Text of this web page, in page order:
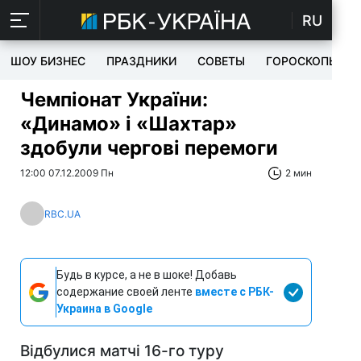
RU
ШОУ БИЗНЕС ПРАЗДНИКИ СОВЕТЫ ГОРОСКОПЫ
Чемпіонат України:
«Динамо» і «Шахтар»
здобули чергові перемоги
12:00 07.12.2009 Пн 2 мин
RBC.UA
Будь в курсе, а не в шоке! Добавь
содержание своей ленте вместе с РБК-
Украина в Google
Відбулися матчі 16-го туру